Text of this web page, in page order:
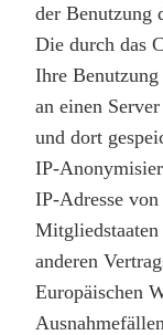
der Benutzung
Die durch das
Ihre
an einen
und dort
IP-
IP-Adresse
anderen
Europäischen